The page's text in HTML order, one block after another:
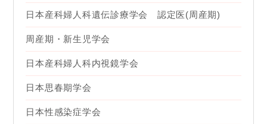
日本産科婦人科遺伝診療学会 認定医(周産期)
周産期・新生児学会
日本産科婦人科内視鏡学会
日本思春期学会
日本性感染症学会